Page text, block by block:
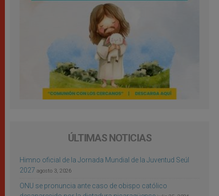
ÚLTIMAS NOTICIAS
Himno oficial de la Jornada Mundial de la Juventud Seúl
2027 agosto 3, 2026
ONU se pronuncia ante caso de obispo católico